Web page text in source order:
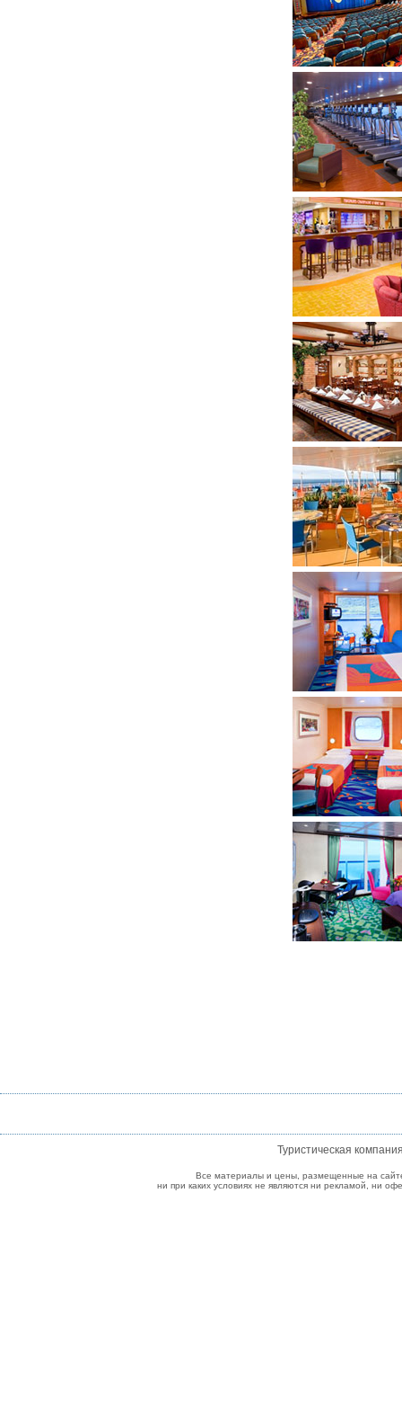
Туристическая
Все материалы и цены, размещенные на
ни при каких условиях не являются ни рекламой, ни